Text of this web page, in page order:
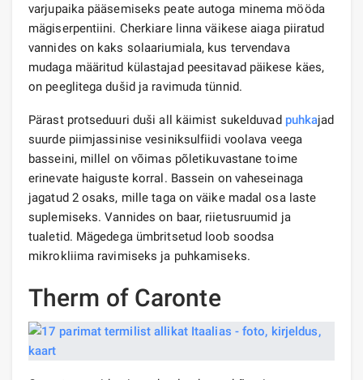
varjupaika pääsemiseks peate autoga minema mööda
mägiserpentiini. Cherkiare linna väikese aiaga piiratud
vannides on kaks solaariumiala, kus tervendava
mudaga määritud külastajad peesitavad päikese käes,
on peeglitega dušid ja ravimuda tünnid.
Pärast protseduuri duši all käimist sukelduvad puhkajad
suurde piimjassinise vesiniksulfiidi voolava veega
basseini, millel on võimas põletikuvastane toime
erinevate haiguste korral. Bassein on vaheseinaga
jagatud 2 osaks, mille taga on väike madal osa laste
suplemiseks. Vannides on baar, riietusruumid ja
tualetid. Mägedega ümbritsetud loob soodsa
mikrokliima ravimiseks ja puhkamiseks.
Therm of Caronte